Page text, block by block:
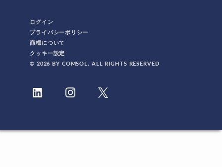
ログイン
プライバシーポリシー
商標について
クッキー設定
© 2026 BY COMSOL. ALL RIGHTS RESERVED